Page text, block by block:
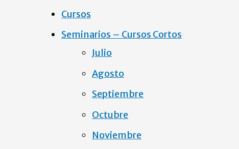
Cursos
Seminarios – Cursos Cortos
Julio
Agosto
Septiembre
Octubre
Noviembre